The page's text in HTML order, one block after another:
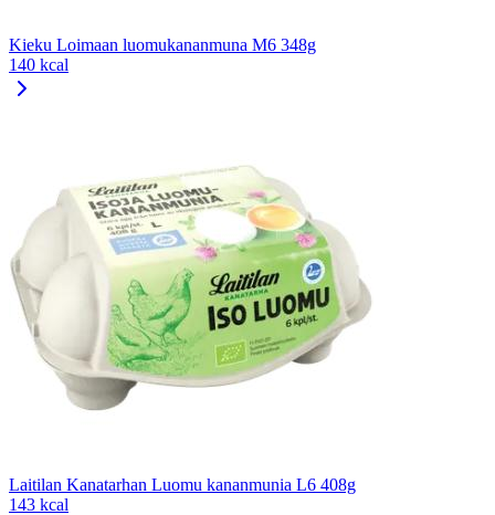
Kieku Loimaan luomukananmuna M6 348g
140 kcal
Laitilan Kanatarhan Luomu kananmunia L6 408g
143 kcal